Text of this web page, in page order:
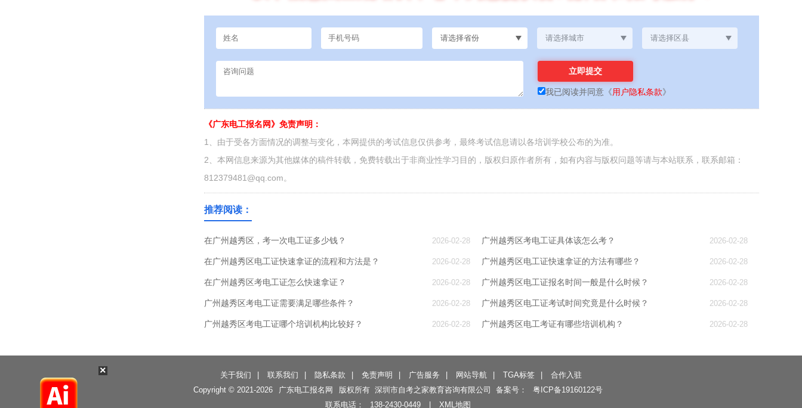
我已阅读并同意 《用户隐私条款》
《广东电工报名网》免责声明：
1、由于受各方面情况的调整与变化，本网提供的考试信息仅供参考，最终考试信息请以各培训学校公布的为准。
2、本网信息来源为其他媒体的稿件转载，免费转载出于非商业性学习目的，版权归原作者所有，如有内容与版权问题等请与本站联系，联系邮箱：
812379481@qq.com。
推荐阅读：
在广州越秀区，考一次电工证多少钱？ 2026-02-28 广州越秀区考电工证具体该怎么考？ 2026-02-28
在广州越秀区电工证快速拿证的流程和方法是？ 2026-02-28 广州越秀区电工证快速拿证的方法有哪些？ 2026-02-28
在广州越秀区考电工证怎么快速拿证？ 2026-02-28 广州越秀区电工证报名时间一般是什么时候？ 2026-02-28
广州越秀区考电工证需要满足哪些条件？ 2026-02-28 广州越秀区电工证考试时间究竟是什么时候？ 2026-02-28
广州越秀区考电工证哪个培训机构比较好？ 2026-02-28 广州越秀区电工考证有哪些培训机构？ 2026-02-28
关于我们 联系我们 隐私条款 免责声明 广告服务 网站导航 TGA标签
合作入驻
Copyright © 2021-2026 广东电工报名网 版权所有 深圳市自考之家教育咨询有限公司 备案号：
粤ICP备19160122号
联系电话：
138-2430-0449 XML地图
×